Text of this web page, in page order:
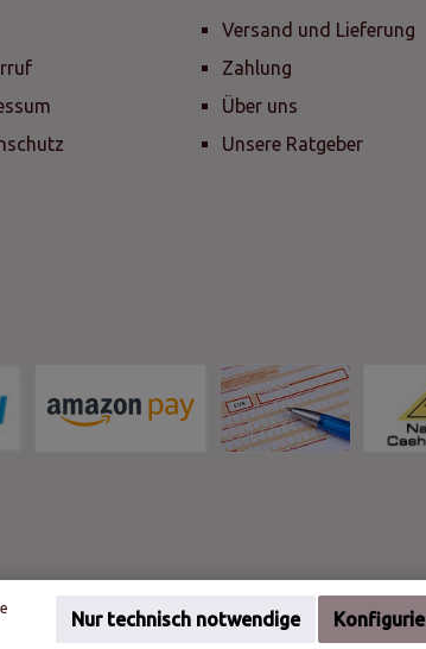
Versand und Lieferung
Zahlung
Über uns
Unsere Ratgeber
Nur technisch notwendige